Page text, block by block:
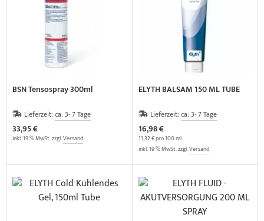
BSN Tensospray 300ml
Lieferzeit: ca. 3- 7 Tage
33,95 €
inkl. 19 % MwSt. zzgl.Versand
ELYTH BALSAM 150 ML TUBE
Lieferzeit: ca. 3- 7 Tage
16,98 €
11,32 € pro 100 ml
inkl. 19 % MwSt. zzgl.Versand